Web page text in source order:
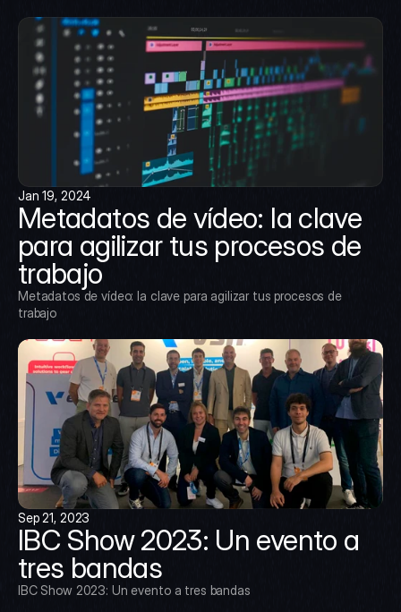
Jan 19, 2024
Metadatos de vídeo: la clave
para agilizar tus procesos de
trabajo
Metadatos de vídeo: la clave para agilizar tus procesos de
trabajo
Sep 21, 2023
IBC Show 2023: Un evento a
tres bandas
IBC Show 2023: Un evento a tres bandas